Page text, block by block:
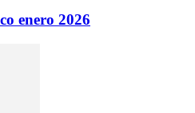
enero 2026